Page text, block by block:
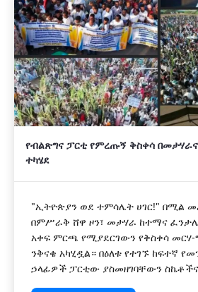
የብልጽግና ፓርቲ የምረጡኝ ቅስቀሳ
ተካሄደ
"ኢትዮጵያን ወደ ተምሳሌት ሀገር!" በሚል
በምሥራቅ ሸዋ ዞን፣ መታሃራ ከተማና
አቀፍ ምርጫ የሚያደርገውን የቅስቀሳ መርሃ-
ንቅናቄ አካሂዷል። በዕለቱ የተገኙ ከፍተኛ
ኃላፊዎች ፓርቲው ያስመዘገባቸውን